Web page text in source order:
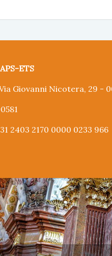
ETS
Giovanni Nicotera, 29 -
2403 2170 0000 0233